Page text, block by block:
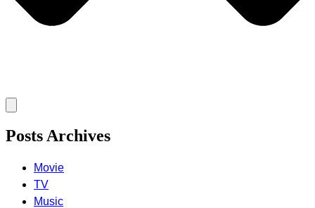
Posts Archives
Movie
TV
Music